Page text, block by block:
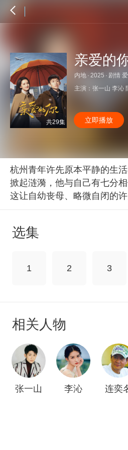
共29集
亲爱的
内地 · 2025 · 剧情
主演： 张一山 李沁
立即播放
杭州青年许先原本平静的生
掀起涟漪，他与自己有七分
这让自幼丧母、略微自闭的
京看芭蕾舞剧《白蛇传》，
恋人的爱情在这一天发生了
成眷属。闻小摇也走出了人
选集
1 2 3
相关人物
张一山 李沁 连奕